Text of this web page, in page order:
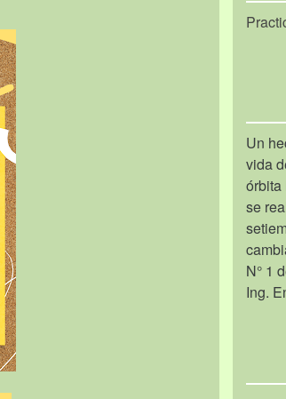
Un
vida
órbita
se
N° 1
Ing.